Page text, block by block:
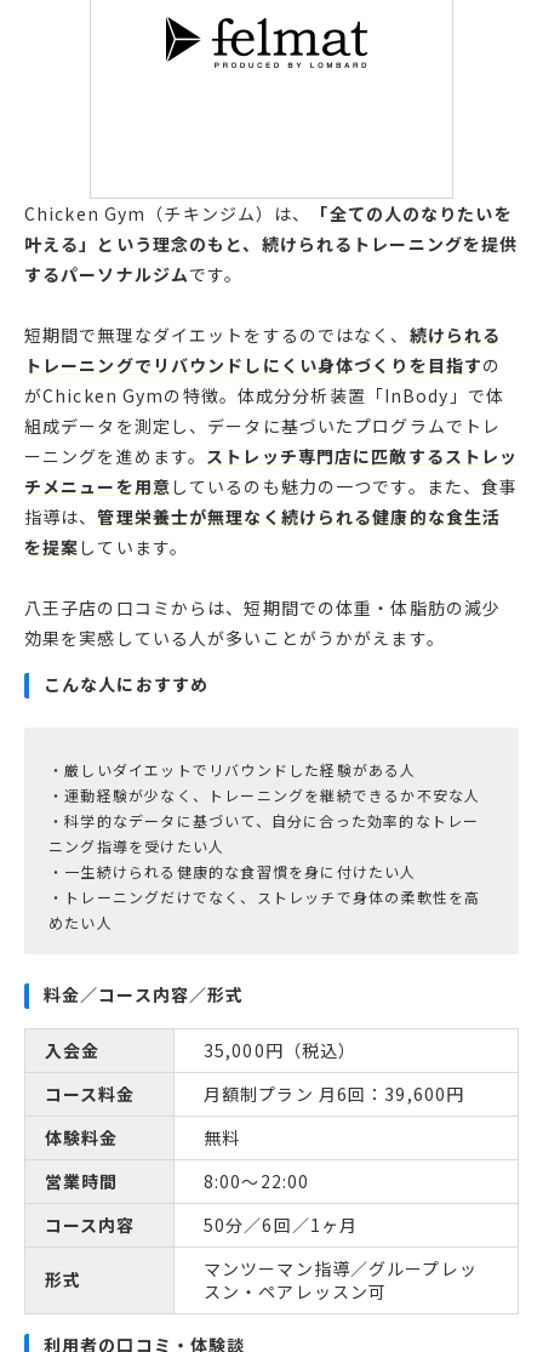
Chicken Gym（チキンジム）は、
「全ての人のなりたいを
叶える」という理念のもと、続けられるトレーニングを提供
するパーソナルジムです。
短期間で無理なダイエットをするのではなく、 続けられる
トレーニングでリバウンドしにくい身体づくりを目指すの
がChicken Gymの特徴。体成分分析装置「InBody」で体
組成データを測定し、データに基づいたプログラムでトレ
ーニングを進めます。 ストレッチ専門店に匹敵するストレッ
チメニューを用意 しているのも魅力の一つです。また、食事
指導は、管理栄養士が無理なく続けられる健康的な食生活
を提案 しています。
八王子店の口コミからは、短期間での体重・体脂肪の減少
効果を実感している人が多いことがうかがえます。
こんな人におすすめ
・厳しいダイエットでリバウンドした経験がある人
・運動経験が少なく、トレーニングを継続できるか不安な人
・科学的なデータに基づいて、自分に合った効率的なトレー
ニング指導を受けたい人
・一生続けられる健康的な食習慣を身に付けたい人
・トレーニングだけでなく、ストレッチで身体の柔軟性を高
料金／コース内容／形式
入会金
35,000円（税込）
コース料金
月額制プラン 月6回：39,600円
体験料金
無料
営業時間
8:00～22:00
コース内容
50分／6回／1ヶ月
形式
マンツーマン指導／グループレッ
スン・ペアレッスン可
利用者の口コミ・体験談